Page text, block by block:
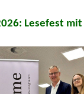
Lesefest